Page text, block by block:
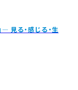
― 見る・感じる・生